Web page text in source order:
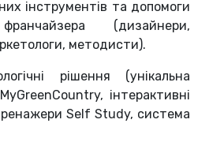
інструментів та допомоги
(дизайнери,
методисти).
рішення (унікальна
інтерактивні
Self Study, система